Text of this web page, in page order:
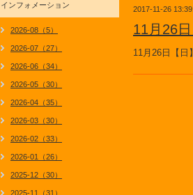
2017-11-26
11月26
11月26日【
インフォメーション
2026-08（5）
2026-07（27）
2026-06（34）
2026-05（30）
2026-04（35）
2026-03（30）
2026-02（33）
2026-01（26）
2025-12（30）
2025-11（31）